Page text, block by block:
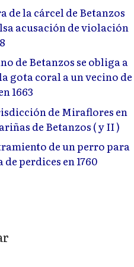
de la cárcel de Betanzos
acusación de violación
de Betanzos se obliga a
gota coral a un vecino de
1663
de Miraflores en
de Betanzos ( y II )
de un perro para
de perdices en 1760